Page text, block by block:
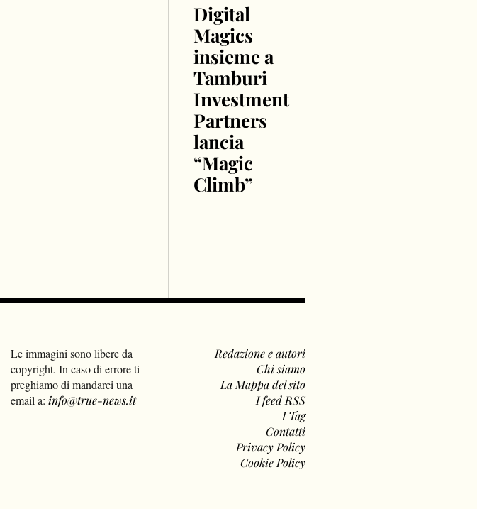
Digital
Magics
insieme a
Tamburi
Investment
Partners
lancia
“Magic
Climb”
Le immagini sono libere da
copyright. In caso di errore ti
preghiamo di mandarci una
email a: info@true-news.it
Redazione e autori
Chi siamo
La Mappa del sito
I feed RSS
I Tag
Contatti
Privacy Policy
Cookie Policy